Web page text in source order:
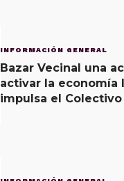
INFORMACIÓN GENERAL
Bazar Vecinal una
activar la economía
impulsa el Colectivo